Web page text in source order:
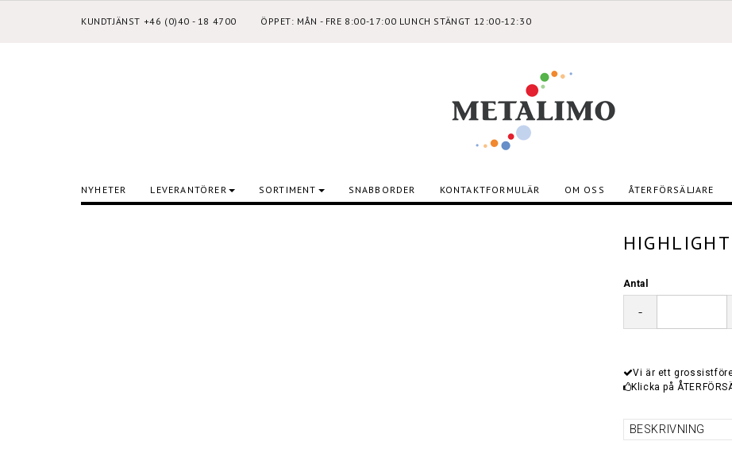
KUNDTJÄNST +46 (0)40 - 18 4700 ÖPPET: MÅN - FRE 8:00-17:00 LUNCH STÄNGT 12:00-12:30
NYHETER LEVERANTÖRER SORTIMENT SNABBORDER KONTAKTFORMULÄR OM OSS ÅTERFÖRSÄLJARE
Antal
-
Vi är ett
Klicka på
BESKRIVNING